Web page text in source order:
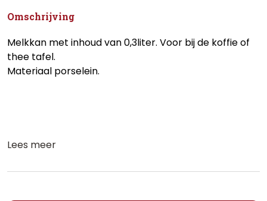
Omschrijving
Melkkan met inhoud van 0,3liter. Voor bij de koffie of
thee tafel.
Materiaal porselein.
Lees meer